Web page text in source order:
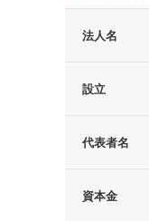
法人名
設立
代表者名
資本金